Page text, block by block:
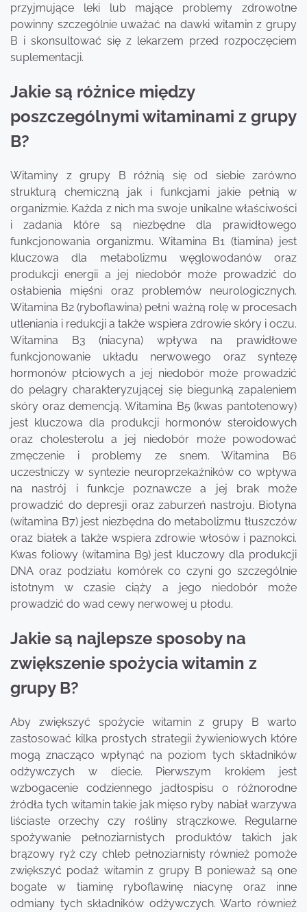
przyjmujące leki lub mające problemy zdrowotne
powinny szczególnie uważać na dawki witamin z grupy
B i skonsultować się z lekarzem przed rozpoczęciem
suplementacji.
Jakie są różnice między
poszczególnymi witaminami z grupy
B?
Witaminy z grupy B różnią się od siebie zarówno
strukturą chemiczną jak i funkcjami jakie pełnią w
organizmie. Każda z nich ma swoje unikalne właściwości
i zadania które są niezbędne dla prawidłowego
funkcjonowania organizmu. Witamina B1 (tiamina) jest
kluczowa dla metabolizmu węglowodanów oraz
produkcji energii a jej niedobór może prowadzić do
osłabienia mięśni oraz problemów neurologicznych.
Witamina B2 (ryboflawina) pełni ważną rolę w procesach
utleniania i redukcji a także wspiera zdrowie skóry i oczu.
Witamina B3 (niacyna) wpływa na prawidłowe
funkcjonowanie układu nerwowego oraz syntezę
hormonów płciowych a jej niedobór może prowadzić
do pelagry charakteryzującej się biegunką zapaleniem
skóry oraz demencją. Witamina B5 (kwas pantotenowy)
jest kluczowa dla produkcji hormonów steroidowych
oraz cholesterolu a jej niedobór może powodować
zmęczenie i problemy ze snem. Witamina B6
uczestniczy w syntezie neuroprzekaźników co wpływa
na nastrój i funkcje poznawcze a jej brak może
prowadzić do depresji oraz zaburzeń nastroju. Biotyna
(witamina B7) jest niezbędna do metabolizmu tłuszczów
oraz białek a także wspiera zdrowie włosów i paznokci.
Kwas foliowy (witamina B9) jest kluczowy dla produkcji
DNA oraz podziału komórek co czyni go szczególnie
istotnym w czasie ciąży a jego niedobór może
prowadzić do wad cewy nerwowej u płodu.
Jakie są najlepsze sposoby na
zwiększenie spożycia witamin z
grupy B?
Aby zwiększyć spożycie witamin z grupy B warto
zastosować kilka prostych strategii żywieniowych które
mogą znacząco wpłynąć na poziom tych składników
odżywczych w diecie. Pierwszym krokiem jest
wzbogacenie codziennego jadłospisu o różnorodne
źródła tych witamin takie jak mięso ryby nabiał warzywa
liściaste orzechy czy rośliny strączkowe. Regularne
spożywanie pełnoziarnistych produktów takich jak
brązowy ryż czy chleb pełnoziarnisty również pomoże
zwiększyć podaż witamin z grupy B ponieważ są one
bogate w tiaminę ryboflawinę niacynę oraz inne
odmiany tych składników odżywczych. Warto również